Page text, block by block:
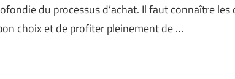
du processus d’achat. Il faut connaître
choix et de profiter pleinement de …